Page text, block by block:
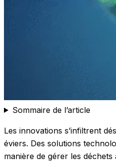
Sommaire de l’article
Les innovations s’infiltrent
éviers. Des solutions
manière de gérer les